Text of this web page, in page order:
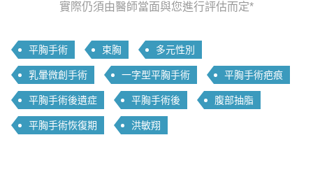
實際仍須由醫師當面與您進行評估而定*
平胸手術 束胸 多元性別
乳暈微創手術 一字型平胸手術 平胸手術疤痕
平胸手術後遺症 平胸手術後 腹部抽脂
平胸手術恢復期 洪敏翔